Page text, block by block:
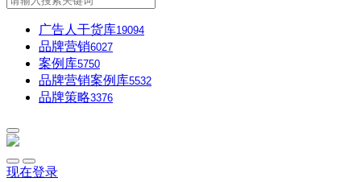
广告人干货库19094
品牌营销6027
案例库5750
品牌营销案例库5532
品牌策略3376
现在登录